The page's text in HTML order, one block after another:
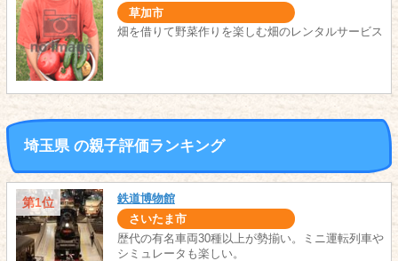
草加市
畑を借りて野菜作りを楽しむ畑のレンタルサービス
埼玉県 の親子評価ランキング
第1位 鉄道博物館
さいたま市
歴代の有名車両30種以上が勢揃い。ミニ運転列車や
シミュレータも楽しい。